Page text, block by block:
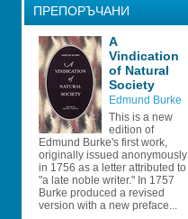
ПРЕПОРЪЧАНИ
A
Vindication
of Natural
Society
Edmund Burke
This is a new
edition of
Edmund Burke's first work,
originally issued anonymously
in 1756 as a letter attributed to
"a late noble writer." In 1757
Burke produced a revised
version with a new preface...